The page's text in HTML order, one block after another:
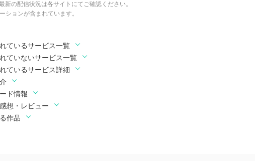
の配信状況は各サイトにてご確認ください。
ションが含まれています。
ているサービス一覧
ていないサービス一覧
ているサービス詳細
ド情報
想・レビュー
作品